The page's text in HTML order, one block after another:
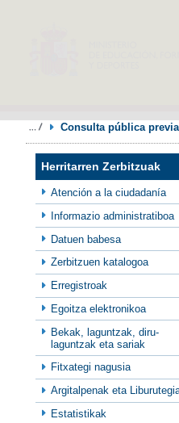
Consulta pública
Herritarren Zerbitzuak
Atención a la ciudadanía
Informazio administratiboa
Datuen babesa
Zerbitzuen katalogoa
Erregistroak
Egoitza elektronikoa
Bekak, laguntzak, diru-
laguntzak eta sariak
Fitxategi nagusia
Argitalpenak eta
Estatistikak